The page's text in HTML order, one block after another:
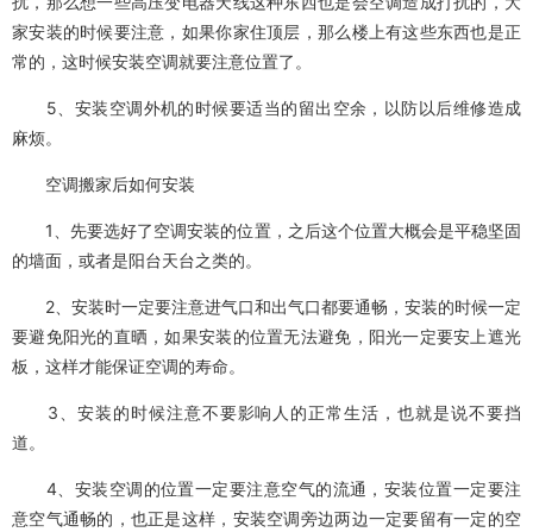
家安装的时候要注意，如果你家住顶层，那么楼上有这些东西也是正
常的，这时候安装空调就要注意位置了。
5、安装空调外机的时候要适当的留出空余，以防以后维修造成
麻烦。
空调搬家后如何安装
1、先要选好了空调安装的位置，之后这个位置大概会是平稳坚固
的墙面，或者是阳台天台之类的。
2、安装时一定要注意进气口和出气口都要通畅，安装的时候一定
要避免阳光的直晒，如果安装的位置无法避免，阳光一定要安上遮光
板，这样才能保证空调的寿命。
3、安装的时候注意不要影响人的正常生活，也就是说不要挡
道。
4、安装空调的位置一定要注意空气的流通，安装位置一定要注
意空气通畅的，也正是这样，安装空调旁边两边一定要留有一定的空